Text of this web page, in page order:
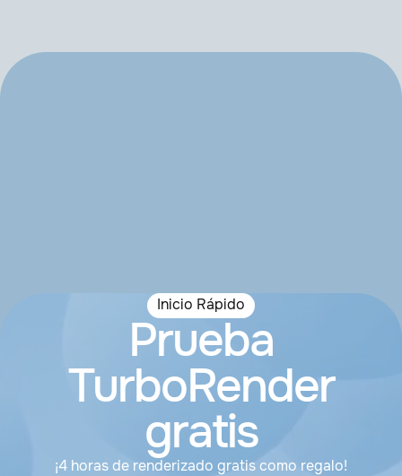
Inicio Rápido
Prueba
TurboRender
gratis
¡4 horas de renderizado gratis como regalo!